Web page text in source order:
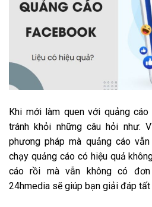
Khi mới làm quen với quảng
tránh khỏi những câu hỏi như:
phương pháp mà quảng cáo
chạy quảng cáo có hiệu quả
cáo rồi mà vẫn không có
24hmedia sẽ giúp bạn giải đáp tất